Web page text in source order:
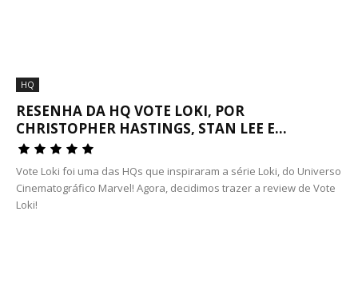
HQ
RESENHA DA HQ VOTE LOKI, POR
CHRISTOPHER HASTINGS, STAN LEE E...
Vote Loki foi uma das HQs que inspiraram a série Loki, do Universo
Cinematográfico Marvel! Agora, decidimos trazer a review de Vote
Loki!